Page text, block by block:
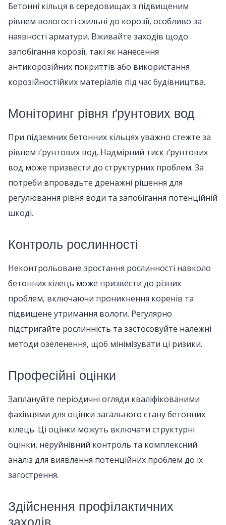
Бетонні кільця в середовищах з підвищеним
рівнем вологості схильні до корозії, особливо за
наявності арматури. Вживайте заходів щодо
запобігання корозії, такі як нанесення
антикорозійних покриттів або використання
корозійностійких матеріалів під час будівництва.
Моніторинг рівня ґрунтових вод
При підземних бетонних кільцях уважно стежте за
рівнем ґрунтових вод. Надмірний тиск ґрунтових
вод може призвести до структурних проблем. За
потреби впровадьте дренажні рішення для
регулювання рівня води та запобігання потенційній
шкоді.
Контроль рослинності
Неконтрольоване зростання рослинності навколо
бетонних кілець може призвести до різних
проблем, включаючи проникнення коренів та
підвищене утримання вологи. Регулярно
підстригайте рослинність та застосовуйте належні
методи озеленення, щоб мінімізувати ці ризики.
Професійні оцінки
Заплануйте періодичні огляди кваліфікованими
фахівцями для оцінки загального стану бетонних
кілець. Ці оцінки можуть включати структурні
оцінки, неруйнівний контроль та комплексний
аналіз для виявлення потенційних проблем до їх
загострення.
Здійснення профілактичних